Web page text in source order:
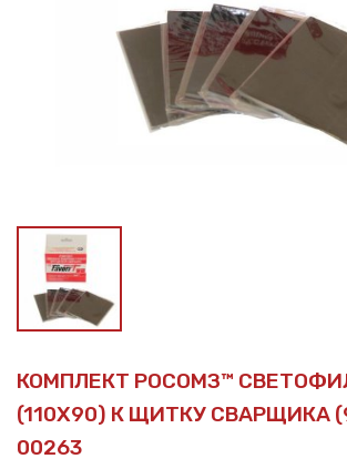
КОМПЛЕКТ РОСОМЗ™
(110Х90) К ЩИТКУ СВАРЩИКА
00263